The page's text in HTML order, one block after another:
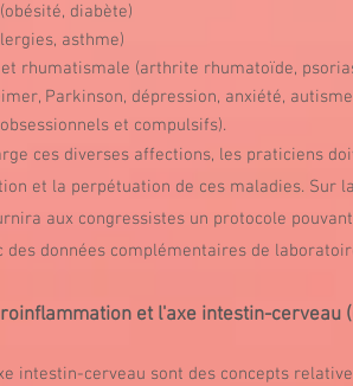
diabète)
asthme)
rhumatismale (arthrite rhumatoïde,
Parkinson, dépression, anxiété,
et compulsifs).
ces diverses affections, les praticiens
et la perpétuation de ces maladies. Sur
aux congressistes un protocole
données complémentaires de
et l'axe intestin-cerveau
intestin-cerveau sont des concepts